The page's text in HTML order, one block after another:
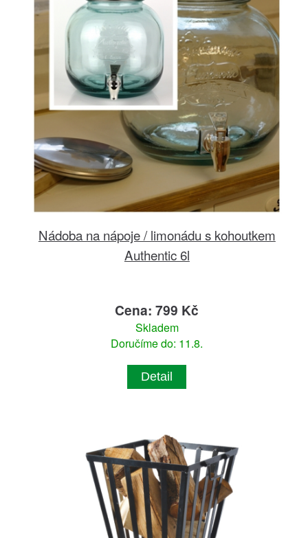
Nádoba na nápoje / limonádu s kohoutkem
Authentic 6l
Cena: 799 Kč
Skladem
Doručíme do: 11.8.
Detail